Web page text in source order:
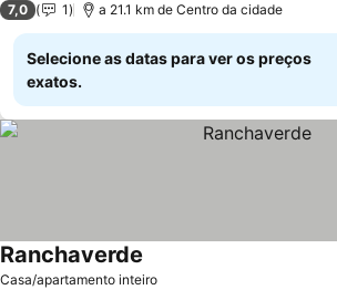
7,0 1 a 21.1 km de Centro da cidade
Selecione as datas para ver os preços
exatos.
Casa/apartamento inteiro
Ranchaverde